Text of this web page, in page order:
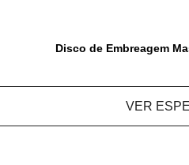
Disco de Embreagem
VER